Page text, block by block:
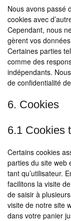
Nous avons passé
cookies avec
Cependant, nous
gèrent vos
Certaines parties
comme des
indépendants.
de confidentialité
6. Cookies
6.1 Cookies
Certains cookies
parties du site web
tant qu’utilisateur.
facilitons la visite
de saisir à
visite de notre site
dans votre panier